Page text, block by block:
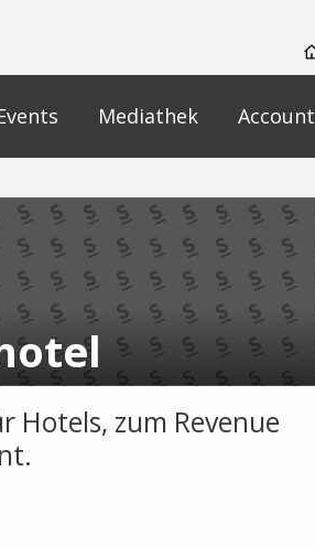
Mediathek Account
Hotels, zum Revenue